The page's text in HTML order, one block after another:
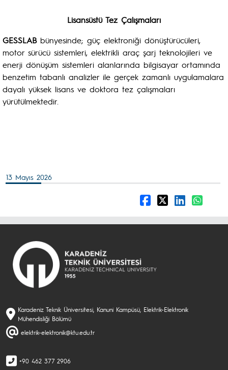
Lisansüstü Tez Çalışmaları
GESSLABbünyesinde; güç elektroniği dönüştürücüleri,
motor sürücü sistemleri, elektrikli araç şarj teknolojileri ve
enerji dönüşüm sistemleri alanlarında bilgisayar ortamında
benzetim tabanlı analizler ile gerçek zamanlı uygulamalara
dayalı yüksek lisans ve doktora tez çalışmaları
yürütülmektedir.
13 Mayıs 2026
Karadeniz Teknik Üniversitesi, Kanuni Kampüsü, Elektrik-Elektronik
Mühendisliği Bölümü
elektrik-elektronik@ktu.edu.tr
+90 462 377 2906